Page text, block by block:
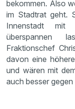
bekommen. Also
im Stadtrat geht.
Innenstadt mit
überspannen
Fraktionschef
davon eine
und wären mit
auch besser